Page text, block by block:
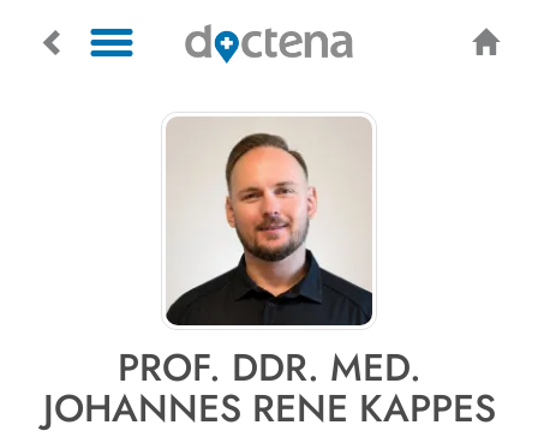
PROF. DDR. MED.
JOHANNES RENE KAPPES